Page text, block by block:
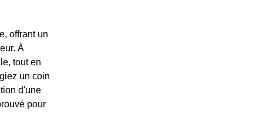
offrant un
À
tout en
un coin
d'une
pour